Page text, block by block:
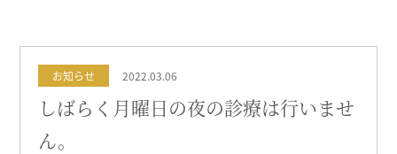
お知らせ 2022.03.06
しばらく月曜日の夜の診療は行いませ
ん。